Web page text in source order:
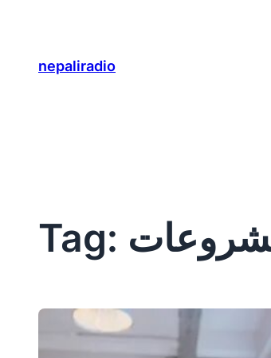
contentnepaliradio
Tag: